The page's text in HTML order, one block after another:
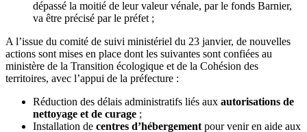
dépassé la moitié de leur valeur vénale, par le fonds Barnier,
va être précisé par le préfet ;
A l’issue du comité de suivi ministériel du 23 janvier, de nouvelles
actions sont mises en place dont les suivantes sont confiées au
ministère de la Transition écologique et de la Cohésion des
territoires, avec l’appui de la préfecture :
Réduction des délais administratifs liés aux autorisations de
nettoyage et de curage ;
Installation de centres d’hébergement pour venir en aide aux